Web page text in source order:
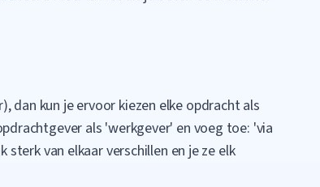
dan kun je ervoor kiezen elke opdracht als
als 'werkgever' en voeg toe: 'via
van elkaar verschillen en je ze elk